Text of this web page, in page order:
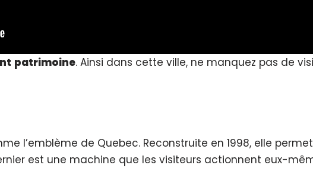
patrimoine. Ainsi dans cette ville, ne manquez pas de
l’emblème de Quebec. Reconstruite en 1998, elle
est une machine que les visiteurs actionnent eux-